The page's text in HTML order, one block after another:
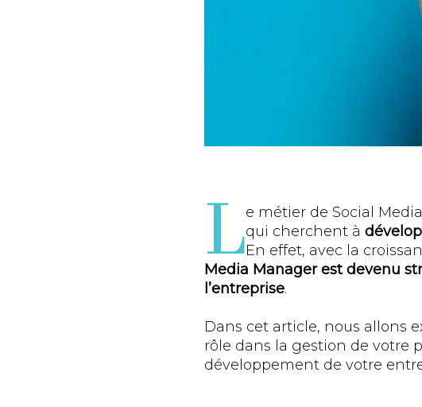
Le métier de Social
qui cherchent à
En effet, avec la
Media Manager est devenu
l’entreprise.
Dans cet article, nous allons
rôle dans la gestion de votre
développement de votre